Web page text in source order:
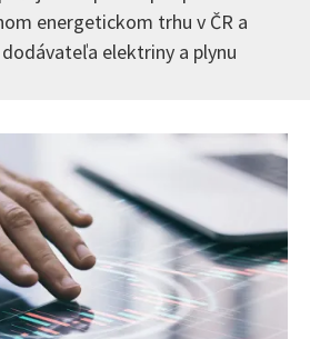
energetickom trhu v ČR a
elektriny a plynu